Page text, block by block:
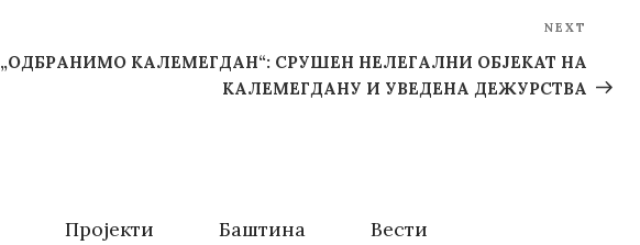
NEXT
„ОДБРАНИМО КАЛЕМЕГДАН“: СРУШЕН НЕЛЕГАЛНИ ОБЈЕКАТ НA
КАЛЕМЕГДАНУ И УВЕДЕНА ДЕЖУРСТВА
Пројекти Баштина Вести